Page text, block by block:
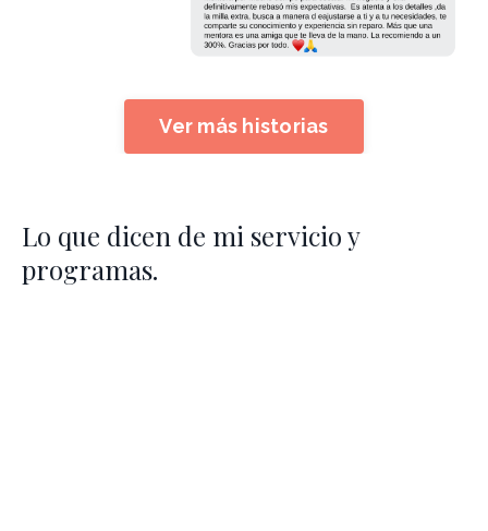
Ver más historias
Lo que dicen de mi servicio y
programas.